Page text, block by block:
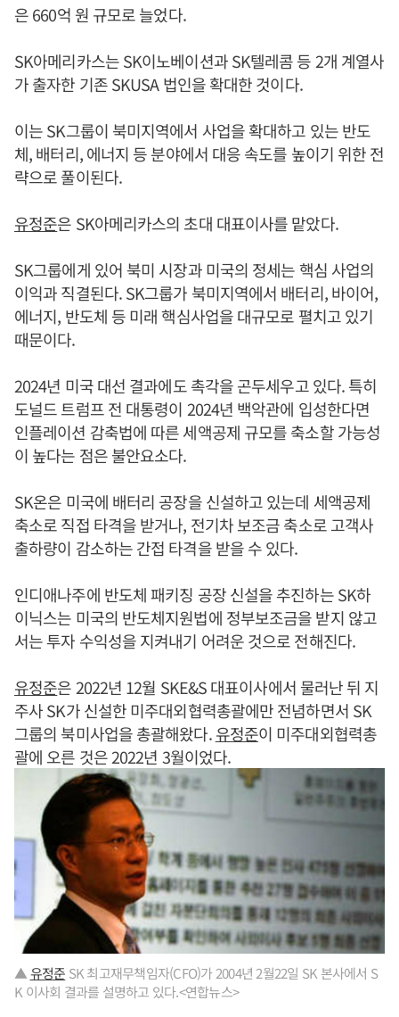
은 660억 원 규모로 늘었다.
SK아메리카스는 SK이노베이션과 SK텔레콤 등 2개 계열사
가 출자한 기존 SKUSA 법인을 확대한 것이다.
이는 SK그룹이 북미지역에서 사업을 확대하고 있는 반도
체, 배터리, 에너지 등 분야에서 대응 속도를 높이기 위한 전
략으로 풀이된다.
유정준은 SK아메리카스의 초대 대표이사를 맡았다.
SK그룹에게 있어 북미 시장과 미국의 정세는 핵심 사업의
이익과 직결된다. SK그룹가 북미지역에서 배터리, 바이어,
에너지, 반도체 등 미래 핵심사업을 대규모로 펼치고 있기
때문이다.
2024년 미국 대선 결과에도 촉각을 곤두세우고 있다. 특히
도널드 트럼프 전 대통령이 2024년 백악관에 입성한다면
인플레이션 감축법에 따른 세액공제 규모를 축소할 가능성
이 높다는 점은 불안요소다.
SK온은 미국에 배터리 공장을 신설하고 있는데 세액공제
축소로 직접 타격을 받거나, 전기차 보조금 축소로 고객사
출하량이 감소하는 간접 타격을 받을 수 있다.
인디애나주에 반도체 패키징 공장 신설을 추진하는 SK하
이닉스는 미국의 반도체지원법에 정부보조금을 받지 않고
서는 투자 수익성을 지켜내기 어려운 것으로 전해진다.
유정준은 2022년 12월 SKE&S 대표이사에서 물러난 뒤 지
주사 SK가 신설한 미주대외협력총괄에만 전념하면서 SK
그룹의 북미사업을 총괄해왔다.유정준이 미주대외협력총
괄에 오른 것은 2022년 3월이었다.
▲유정준 SK 최고재무책임자(CFO)가 2004년 2월22일 SK 본사에서 S
K 이사회 결과를 설명하고 있다.<연합뉴스>